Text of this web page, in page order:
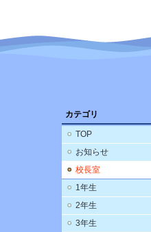
カテゴリ
TOP
お知らせ
校長室
1年生
2年生
3年生